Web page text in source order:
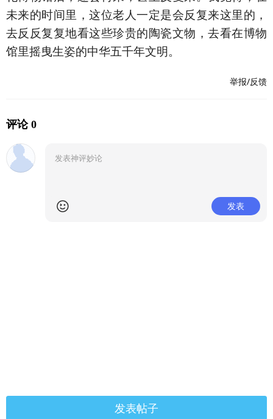
未来的时间里，这位老人一定是会反复来这里的，
去反反复复地看这些珍贵的陶瓷文物，去看在博物
馆里摇曳生姿的中华五千年文明。
举报/反馈
评论 0
发表
发表帖子